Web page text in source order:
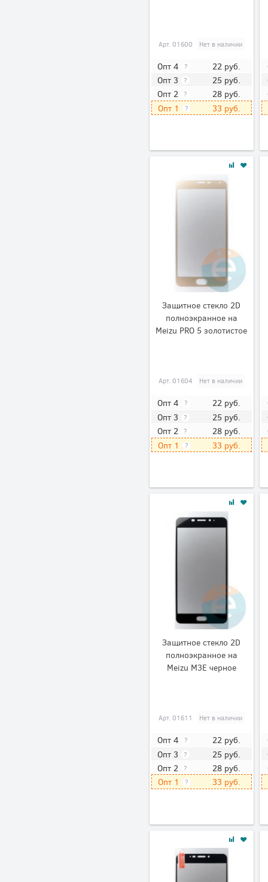
Арт.01600 Нет в наличии
Опт 4 ? 22 руб.
Опт 3 ? 25 руб.
Опт 2 ? 28 руб.
Опт 1 ? 33 руб.
Защитное стекло 2D
полноэкранное на
Meizu PRO 5 золотистое
Арт.01604 Нет в наличии
Опт 4 ? 22 руб.
Опт 3 ? 25 руб.
Опт 2 ? 28 руб.
Опт 1 ? 33 руб.
Защитное стекло 2D
полноэкранное на
Meizu M3E черное
Арт.01611 Нет в наличии
Опт 4 ? 22 руб.
Опт 3 ? 25 руб.
Опт 2 ? 28 руб.
Опт 1 ? 33 руб.